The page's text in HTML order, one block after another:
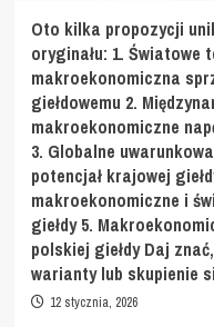
Oto kilka propozycji
oryginału: 1. Światowe
makroekonomiczna
giełdowemu 2.
makroekonomiczne
3. Globalne
potencjał krajowej
makroekonomiczne i
giełdy 5.
polskiej giełdy Daj
warianty lub skupienie
12 stycznia, 2026